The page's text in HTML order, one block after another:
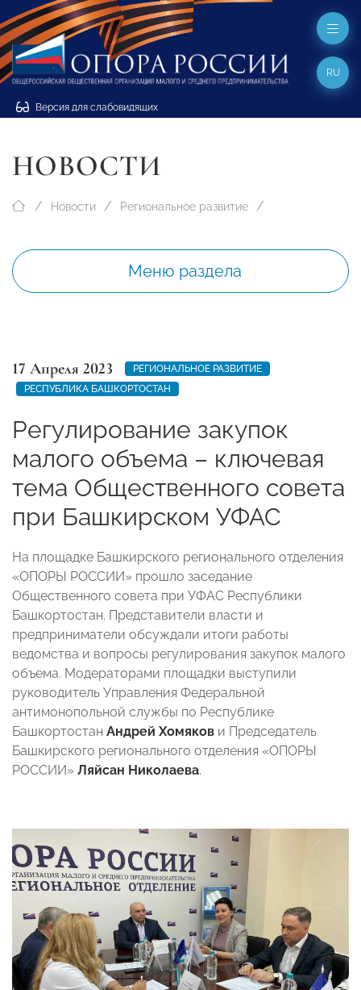
Версия для слабовидящих
RU
НОВОСТИ
Новости Региональное развитие
Меню раздела
17 Апреля 2023
РЕГИОНАЛЬНОЕ РАЗВИТИЕ
РЕСПУБЛИКА БАШКОРТОСТАН
Регулирование закупок
малого объема – ключевая
тема Общественного совета
при Башкирском УФАС
На площадке Башкирского регионального отделения
«ОПОРЫ РОССИИ» прошло заседание
Общественного совета при УФАС Республики
Башкортостан. Представители власти и
предприниматели обсуждали итоги работы
ведомства и вопросы регулирования закупок малого
объема. Модераторами площадки выступили
руководитель Управления Федеральной
антимонопольной службы по Республике
Башкортостан Андрей Хомяков и Председатель
Башкирского регионального отделения «ОПОРЫ
РОССИИ» Ляйсан Николаева.